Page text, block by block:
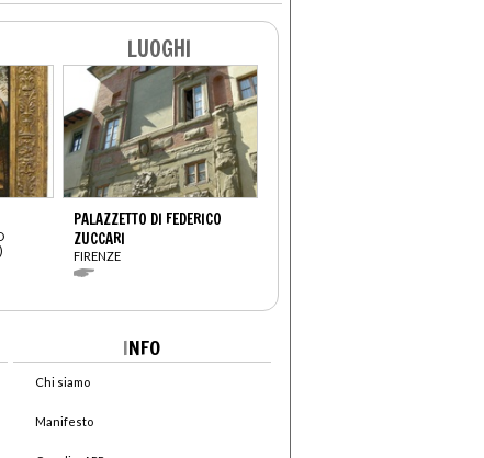
LUOGHI
PALAZZETTO DI FEDERICO
ZUCCARI
FIRENZE
INFO
Chi siamo
Manifesto